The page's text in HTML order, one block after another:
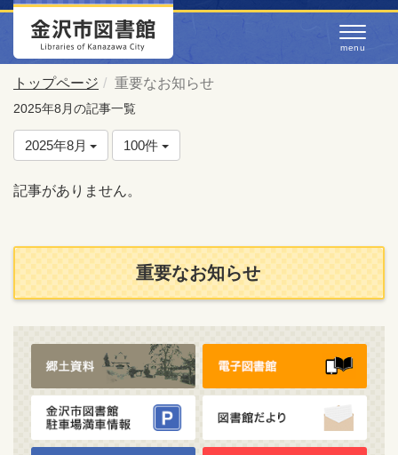
トップページ 重要なお知らせ
2025年8月の記事一覧
2025年8月 100件
記事がありません。
重要なお知らせ